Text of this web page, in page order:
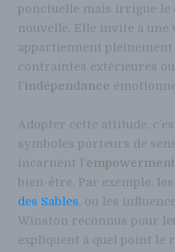
ponctuelle mais irrigue le
nouvelle. Elle invite à une
appartiennent
contraintes extérieures
l’indépendance
Adopter cette attitude,
symboles porteurs de
incarnent l’empowerment
bien-être. Par exemple,
des Sables, ou les
Winston reconnus pour
expliquent à quel point le